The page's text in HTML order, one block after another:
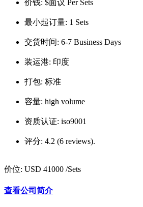
价钱: $面议 Per Sets
最小起订量: 1 Sets
交货时间: 6-7 Business Days
装运港: 印度
打包: 标准
容量: high volume
资质认证: iso9001
评分: 4.2 (6 reviews).
价位: USD 41000 /Sets
查看公司简介